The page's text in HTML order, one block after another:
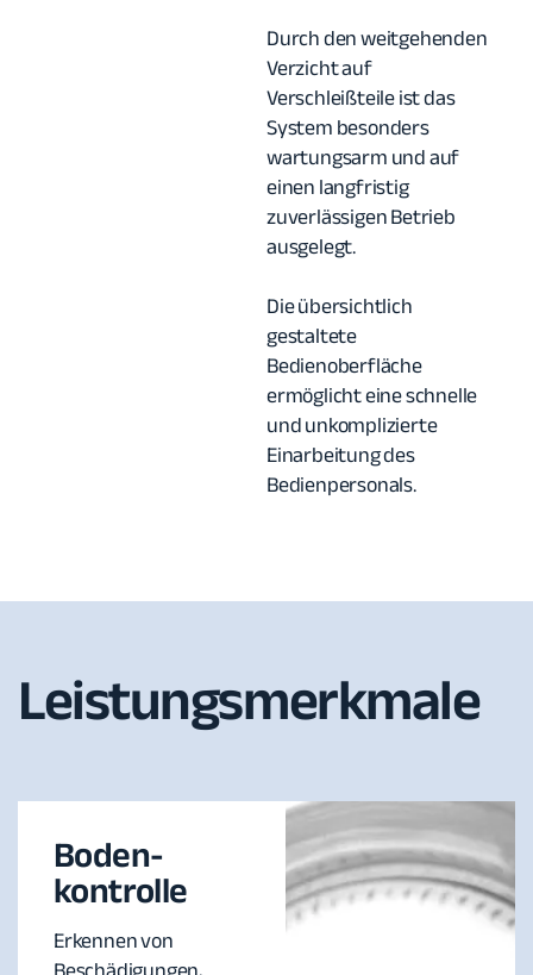
Durch den weitgehenden
Verzicht auf
Verschleißteile ist das
System besonders
wartungsarm und auf
einen langfristig
zuverlässigen Betrieb
ausgelegt.
Die übersichtlich
gestaltete
Bedienoberfläche
ermöglicht eine schnelle
und unkomplizierte
Einarbeitung des
Bedienpersonals.
Leistungsmerkmale
Boden-
kontrolle
Erkennen von